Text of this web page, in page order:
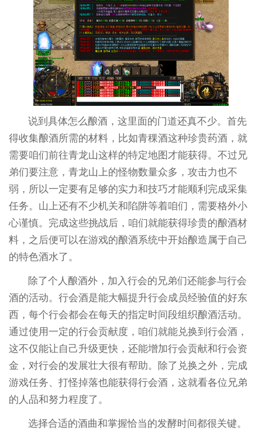
说到具体怎么酿酒，这里面的门道还真不少。首先
得收集酿酒所需的材料，比如青稞酒这种珍贵药酒，就
需要咱们前往青龙山这样的特定地图才能获得。不过兄
弟们要注意，青龙山上的怪物数量众多，攻击力也不
弱，所以一定要有足够的实力和技巧才能顺利完成采集
任务。山上还有不少机关和陷阱等着咱们，需要格外小
心谨慎。完成这些挑战后，咱们就能获得珍贵的酿酒材
料，之后便可以在游戏的酿酒系统中开始酿造属于自己
的特色酒水了。
除了个人酿酒外，加入行会的兄弟们还能参与行会
酒的活动。行会酒是能大幅提升行会成员经验值的好东
西，每个行会都会在每天的指定时间段组织酿酒活动。
通过使用一定的行会贡献度，咱们就能兑换到行会酒，
这不仅能让自己升级更快，还能增加行会贡献和行会资
金，对行会的发展壮大很有帮助。除了兑换之外，完成
游戏任务、打怪掉落也能获得行会酒，这就看各位兄弟
的人品和努力程度了。
选择合适的酒曲和掌握恰当的发酵时间都很关键。